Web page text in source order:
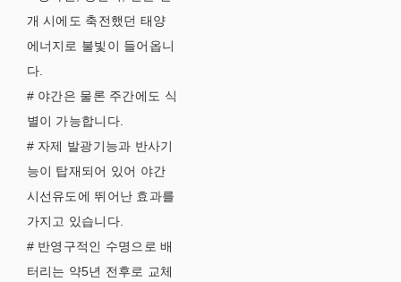
개 시에도 축전했던 태양
에너지로 불빛이 들어옵니
다.
# 야간은 물론 주간에도 식
별이 가능합니다.
# 자제 발광기능과 반사기
능이 탑재되어 있어 야간
시선유도에 뛰어난 효과를
가지고 있습니다.
# 반영구적인 수명으로 배
터리는 약5년 전후로 교체